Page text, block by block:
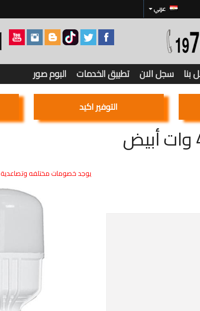
عربي
بنا سجل الان تطبيق الخدمات البوم صور
التوفير اكيد
يوجد خصومات مختلفه وتصاعدية